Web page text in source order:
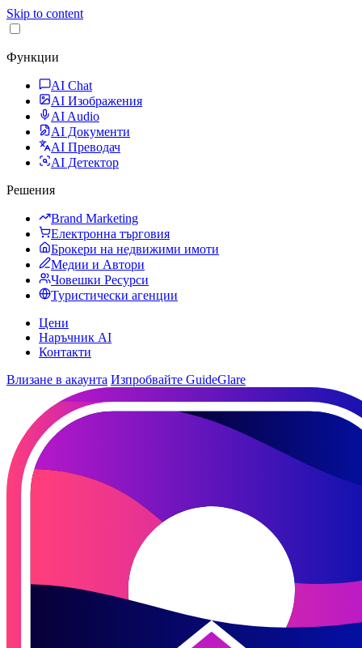
Skip to content
Функции
AI Chat
AI Изображения
AI Audio
AI Документи
AI Преводач
AI Детектор
Решения
Brand Marketing
Електронна търговия
Брокери на недвижими имоти
Медии и Автори
Човешки Ресурси
Туристически агенции
Цени
Наръчник AI
Контакти
Влизане в акаунта Изпробвайте GuideGlare